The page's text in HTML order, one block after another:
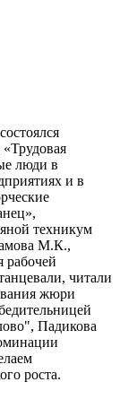
люди в
и в
техникум
М.К.,
читали
жюри
Падикова
роста.